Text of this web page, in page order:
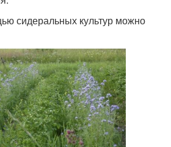
сидеральных культур можно